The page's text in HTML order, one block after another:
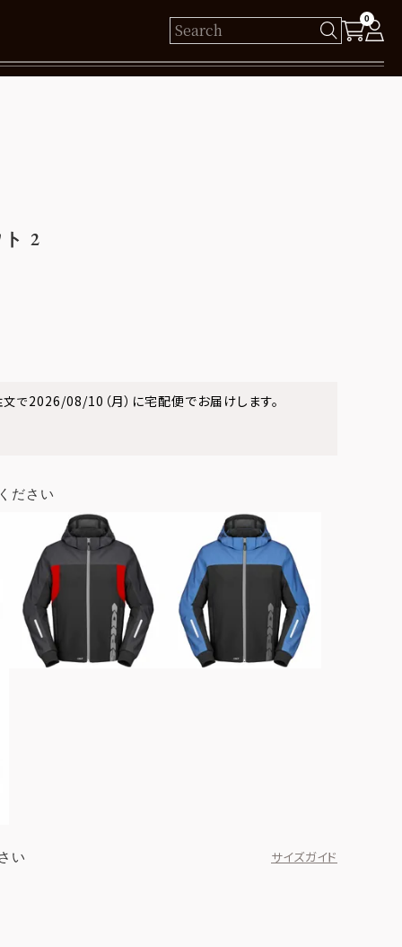
0
2
で2026/08/10（月） に宅配便でお届けします。
い サイズガイド
ださい